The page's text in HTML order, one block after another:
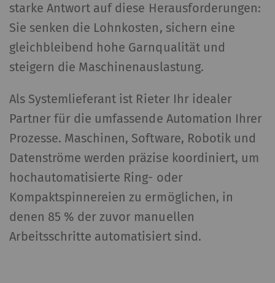
starke Antwort auf diese Herausforderungen:
Sie senken die Lohnkosten, sichern eine
gleichbleibend hohe Garnqualität und
steigern die Maschinenauslastung.
Als Systemlieferant ist Rieter Ihr idealer
Partner für die umfassende Automation Ihrer
Prozesse. Maschinen, Software, Robotik und
Datenströme werden präzise koordiniert, um
hochautomatisierte Ring- oder
Kompaktspinnereien zu ermöglichen, in
denen 85 % der zuvor manuellen
Arbeitsschritte automatisiert sind.